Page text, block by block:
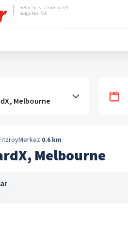
Setur Servis Turistik A.Ş.
Belge No: 728
Merkez:0.6 km
Melbourne